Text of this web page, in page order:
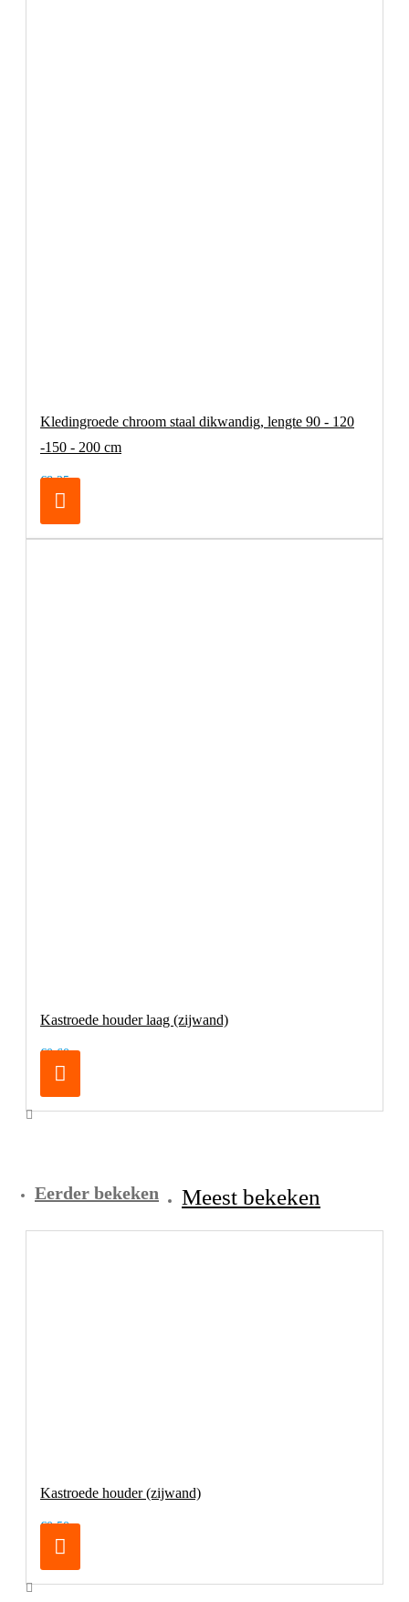
Kledingroede chroom staal dikwandig, lengte 90 - 120
-150 - 200 cm
€8,25
Kastroede houder laag (zijwand)
€0,60
Eerder bekeken Meest bekeken
Kastroede houder (zijwand)
€0,50